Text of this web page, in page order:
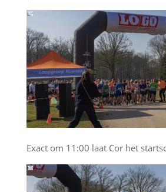
Exact om 11:00 laat Cor het